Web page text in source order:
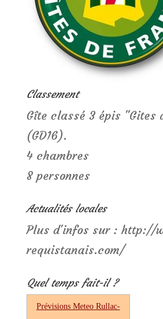
Classement
Gîte classé 3 épis "Gites
(GD16).
4 chambres
8 personnes
Actualités locales
Plus d'infos sur : http://
requistanais.com/
Quel temps fait-il ?
Prévisions MeteoRullac-